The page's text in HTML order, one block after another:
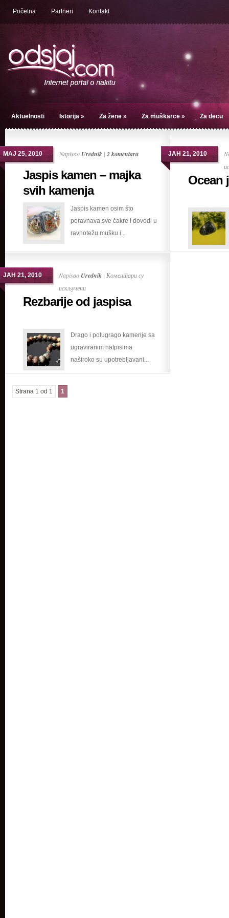
Početna Partneri Kontakt
Aktuelnosti Istorija » Za žene » Za muškarce » Za decu
МАЈ 25, 2010 Napisao Urednik | 2 komentara
Jaspis kamen – majka
svih kamenja
Jaspis kamen osim što
poravnava sve čakre i dovodi u
ravnotežu mušku i...
ЈАН 21, 2010
Ocean
ЈАН 21, 2010 Napisao Urednik | Коментари су
искљученина
Rezbarije
Rezbarije od jaspisa
Drago i polugrago kamenje sa
ugraviranim natpisima
naširoko su upotrebljavani...
Strana 1 od 1 1